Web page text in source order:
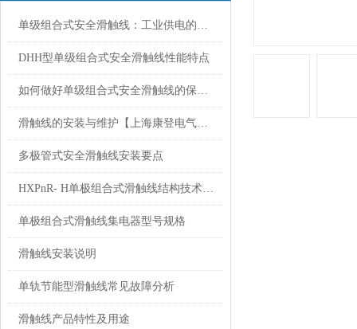
单级组合式安全滑触线：工业供电的可靠保障
DHH型单级组合式安全滑触线性能特点
如何做好单级组合式安全滑触线的保养工作
滑触线的安装与维护【上海康登电气科技有限公司】
多极管式安全滑触线安装要点
HXPnR- H单极组合式滑触线结构技术参数
单极组合式滑触线集电器型号规格
滑触线安装说明
单轨节能型滑触线常见故障分析
滑触线产品特性及用途